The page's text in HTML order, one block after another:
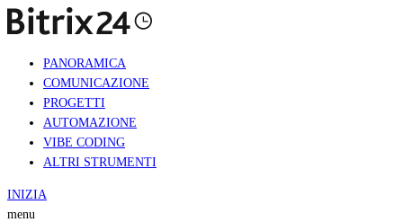
PANORAMICA
COMUNICAZIONE
PROGETTI
AUTOMAZIONE
VIBE CODING
ALTRI STRUMENTI
INIZIA
menu